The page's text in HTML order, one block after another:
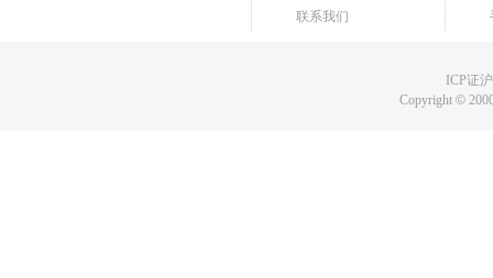
联系我们
ICP证
Copyright©